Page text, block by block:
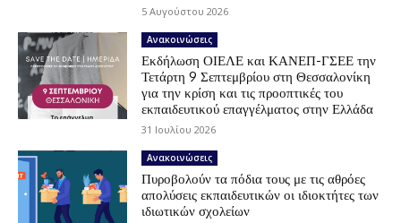
5 Αυγούστου 2026
Ανακοινώσεις
Εκδήλωση ΟΙΕΛΕ και ΚΑΝΕΠ-ΓΣΕΕ την
Τετάρτη 9 Σεπτεμβρίου στη Θεσσαλονίκη
για την κρίση και τις προοπτικές του
εκπαιδευτικού επαγγέλματος στην Ελλάδα
31 Ιουλίου 2026
Ανακοινώσεις
Πυροβολούν τα πόδια τους με τις αθρόες
απολύσεις εκπαιδευτικών οι ιδιοκτήτες των
ιδιωτικών σχολείων